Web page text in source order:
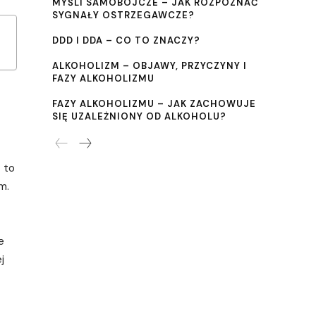
to
MYŚLI SAMOBÓJCZE – JAK ROZPOZNAĆ
SYGNAŁY OSTRZEGAWCZE?
DDD I DDA – CO TO ZNACZY?
ALKOHOLIZM – OBJAWY, PRZYCZYNY I
FAZY ALKOHOLIZMU
FAZY ALKOHOLIZMU – JAK ZACHOWUJE
SIĘ UZALEŻNIONY OD ALKOHOLU?